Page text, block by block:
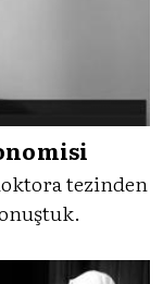
tezinden